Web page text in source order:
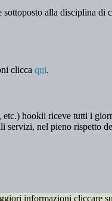
sottoposto alla disciplina
clicca qui.
hookii riceve tutti i
servizi, nel pieno rispetto
informazioni cliccare